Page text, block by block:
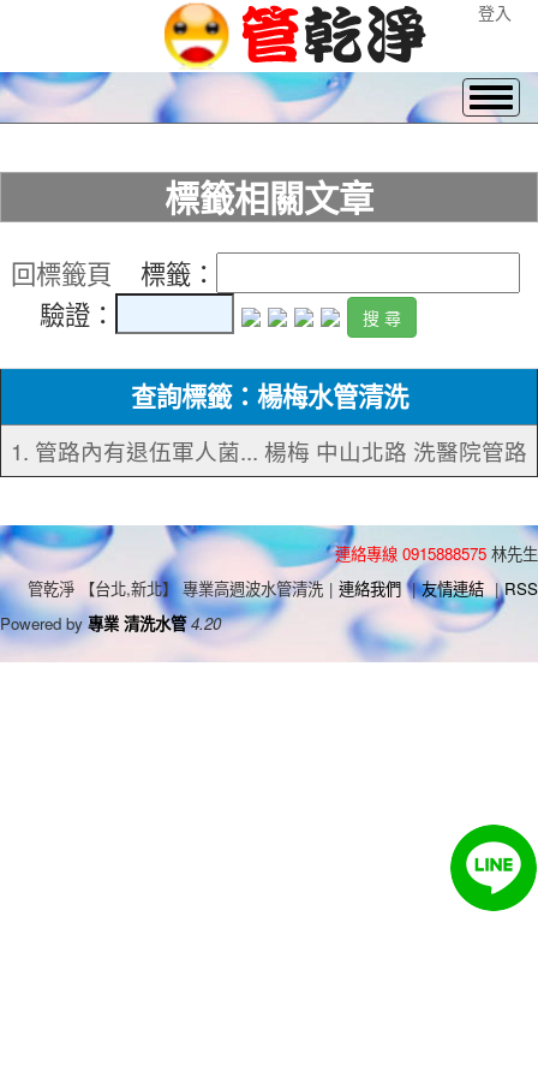
登入
標籤相關文章
回標籤頁 標籤：
驗證：
查詢標籤：楊梅水管清洗
1. 管路內有退伍軍人菌... 楊梅 中山北路 洗醫院管路
連絡專線 0915888575 林先生
管乾淨 【台北,新北】 專業高週波水管清洗 | 連絡我們 | 友情連結 | RSS
Powered by 專業 清洗水管 4.20